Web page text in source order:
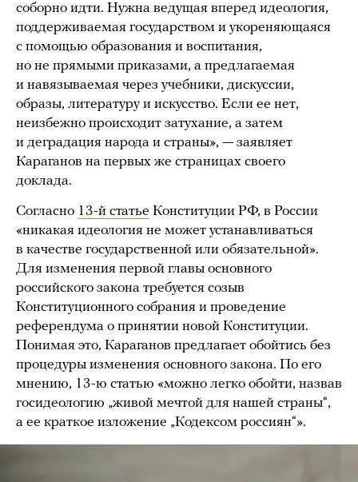
соборно идти. Нужна ведущая вперед идеология,
поддерживаемая государством и укореняющаяся
с помощью образования и воспитания,
но не прямыми приказами, а предлагаемая
и навязываемая через учебники, дискуссии,
образы, литературу и искусство. Если ее нет,
неизбежно происходит затухание, а затем
и деградация народа и страны», — заявляет
Караганов на первых же страницах своего
доклада.
Согласно 13-й статье Конституции РФ, в России
«никакая идеология не может устанавливаться
в качестве государственной или обязательной».
Для изменения первой главы основного
российского закона требуется созыв
Конституционного собрания и проведение
референдума о принятии новой Конституции.
Понимая это, Караганов предлагает обойтись без
процедуры изменения основного закона. По его
мнению, 13-ю статью «можно легко обойти, назвав
госидеологию „живой мечтой для нашей страны“,
а ее краткое изложение „Кодексом россиян“».